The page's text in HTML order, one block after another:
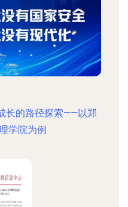
长的路径探索——以郑
学院为例